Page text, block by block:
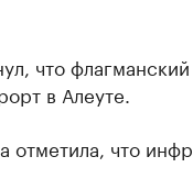
что
в Алеуте.
что